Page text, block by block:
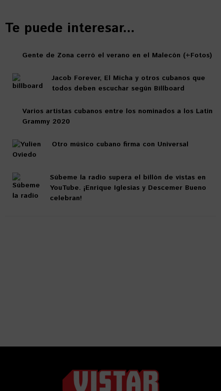
Te puede interesar...
Gente de Zona cerró el verano en el Malecón (+Fotos)
Jacob Forever, El Micha y otros cubanos que
todos deben escuchar según Billboard
Varios artistas cubanos entre los nominados a los Latin
Grammy 2020
Otro músico cubano firma con Universal
Súbeme la radio supera el billón de vistas en
YouTube. ¡Enrique Iglesias y Descemer Bueno
celebran!